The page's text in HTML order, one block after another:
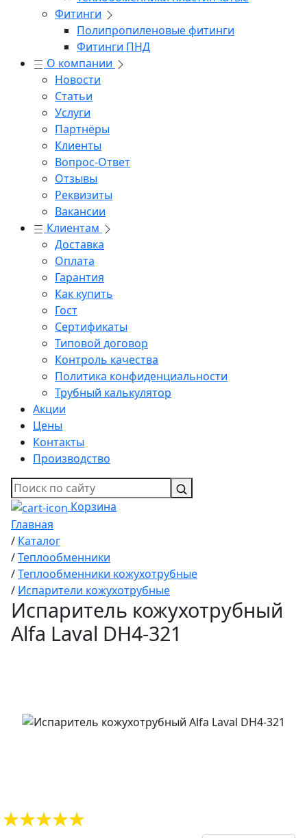
Фитинги
Полипропиленовые фитинги
Фитинги ПНД
О компании
Новости
Статьи
Услуги
Партнёры
Клиенты
Вопрос-Ответ
Отзывы
Реквизиты
Вакансии
Клиентам
Доставка
Оплата
Гарантия
Как купить
Гост
Сертификаты
Типовой договор
Контроль качества
Политика конфиденциальности
Трубный калькулятор
Акции
Цены
Контакты
Производство
Корзина
Главная
/ Каталог
/Теплообменники
/Теплообменники кожухотрубные
/ Испарители кожухотрубные
Испаритель кожухотрубный
Alfa Laval DH4-321